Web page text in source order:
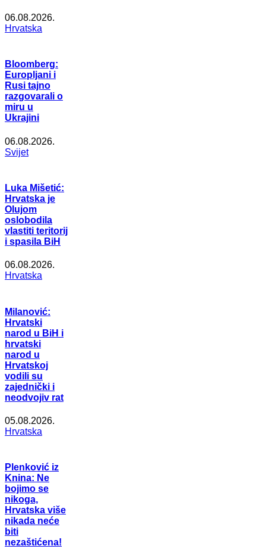
06.08.2026.
Hrvatska
Bloomberg:
Europljani i
Rusi tajno
razgovarali o
miru u
Ukrajini
06.08.2026.
Svijet
Luka Mišetić:
Hrvatska je
Olujom
oslobodila
vlastiti teritorij
i spasila BiH
06.08.2026.
Hrvatska
Milanović:
Hrvatski
narod u BiH i
hrvatski
narod u
Hrvatskoj
vodili su
zajednički i
neodvojiv rat
05.08.2026.
Hrvatska
Plenković iz
Knina: Ne
bojimo se
nikoga,
Hrvatska više
nikada neće
biti
nezaštićena!